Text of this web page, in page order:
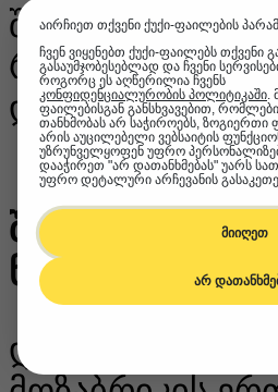
აირჩიეთ თქვენი ქუქი-ფაილების
ჩვენ ვიყენებთ ქუქი-ფაილებს თქვენი
გასაუმჯობესებლად და ჩვენი
როგორც ეს აღწერილია ჩვენს
კონფიდენციალურობის პოლიტიკაში.
ფაილებისგან განსხვავებით,
თანხმობას არ საჭიროებს, ზოგიერთი
არის აუცილებელი ვებსაიტის
უზრუნველყოფენ უფრო
დააჭირეთ "არ დათანხმებას" უარს
უფრო დეტალური არჩევანის
მიიღეთ
არ
შეცვალეთ
როდესაც მზად
დაიწყეთ
შემიძლია
ნაკრები სხვა
დიახ - და ეს